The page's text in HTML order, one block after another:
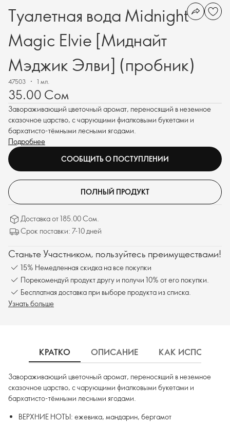
Туалетная вода Midnight
Magic Elvie [Миднайт
Мэджик Элви] (пробник)
47503 1 мл.
35.00 Сом
Завораживающий цветочный аромат, переносящий в неземное
сказочное царство, с чарующими фиалковыми букетами и
бархатисто-тёмными лесными ягодами.
Подробнее
СООБЩИТЬ О ПОСТУПЛЕНИИ
ПОЛНЫЙ ПРОДУКТ
Доставка от 185.00 Сом.
Срок поставки: 7-10 дней
Станьте Участником, пользуйтесь преимуществами!
15% Немедленная скидка на все покупки
Порекомендуй продукт другу и получи 10% от его покупки.
Бесплатная доставка при выборе продукта из списка.
Узнать больше
КРАТКО ОПИСАНИЕ КАК
Завораживающий цветочный аромат, переносящий в неземное
сказочное царство, с чарующими фиалковыми букетами и
бархатисто-тёмными лесными ягодами.
ВЕРХНИЕ НОТЫ: ежевика, мандарин, бергамот